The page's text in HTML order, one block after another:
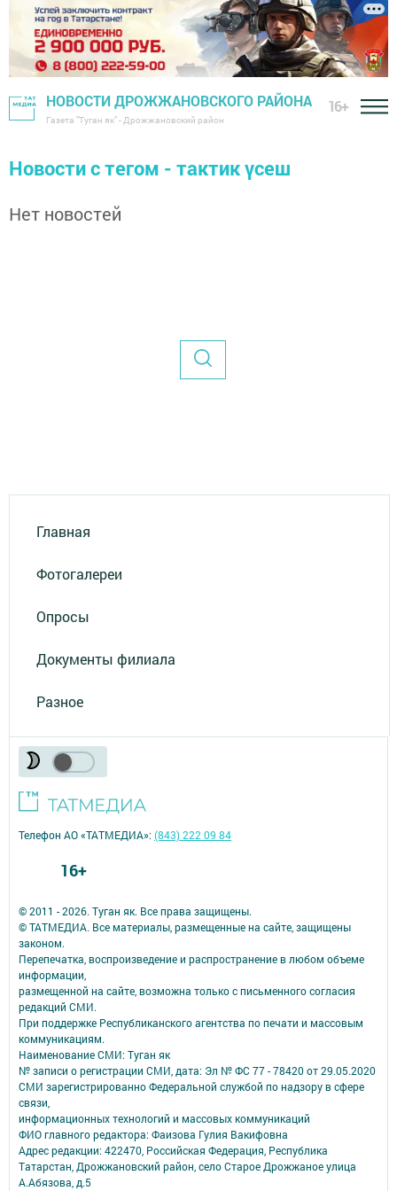
НОВОСТИ ДРОЖЖАНОВСКОГО РАЙОНА
Газета "Туган як" - Дрожжановский район
16+
Новости с тегом - тактик үсеш
Нет новостей
Главная
Фотогалереи
Опросы
Документы филиала
Разное
© 2011 - 2026. Туган як. Все права защищены.
© ТАТМЕДИА. Все материалы, размещенные на сайте, защищены
законом.
Перепечатка, воспроизведение и распространение в любом объеме
информации,
размещенной на сайте, возможна только с письменного согласия
редакций СМИ.
При поддержке Республиканского агентства по печати и массовым
коммуникациям.
Наименование СМИ: Туган як
№ записи о регистрации СМИ, дата: Эл № ФС 77 - 78420 от 29.05.2020
СМИ зарегистрированно Федеральной службой по надзору в сфере
связи,
информационных технологий и массовых коммуникаций
ФИО главного редактора: Фаизова Гулия Вакифовна
Адрес редакции: 422470, Российская Федерация, Республика
Татарстан, Дрожжановский район, село Старое Дрожжаное улица
А.Абязова, д.5
Телефон АО «ТАТМЕДИА»:(843) 222 09 84
16+